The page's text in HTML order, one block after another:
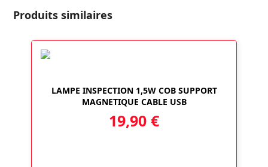
TwitterFacebook
LinkedInEmail
Produits similaires
LAMPE INSPECTION 1,5W COB SUPPORT
MAGNETIQUE CABLE USB
19,90 €